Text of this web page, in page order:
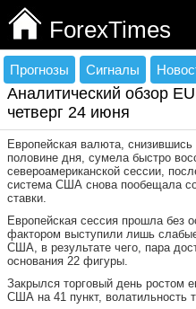
ForexTimes
Прогнозы Сигналы
Аналитический обзор
четверг 24 июня
Европейская валюта,
половине дня, сумела быстро
североамериканской сессии,
система США снова пообещала
ставки.
Европейская сессия прошла без
фактором выступили лишь
США, в результате чего, пара
основания 22 фигуры.
Закрылся торговый день ростом
США на 41 пункт, волатильность